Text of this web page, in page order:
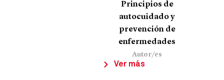
Principios de
autocuidado y
prevención de
enfermedades
Autor/es
Ver más